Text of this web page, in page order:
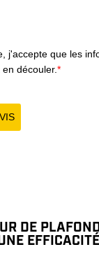
j'accepte que les
découler.*
DE